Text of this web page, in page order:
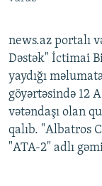
news.az portalı
Dəstək" İctimai
yaydığı
göyərtəsində 12
vətəndaşı olan
qalıb. "Albatros
"ATA-2" adlı